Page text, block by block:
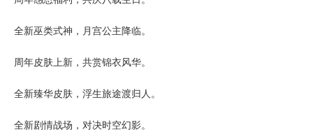
全新巫类式神，月宫公主降临。
周年皮肤上新，共赏锦衣风华。
全新臻华皮肤，浮生旅途渡归人。
全新剧情战场，对决时空幻影。